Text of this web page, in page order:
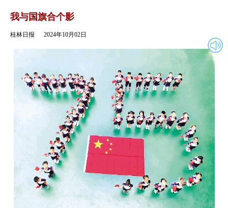
我与国旗合个影
桂林日报 2024年10月02日